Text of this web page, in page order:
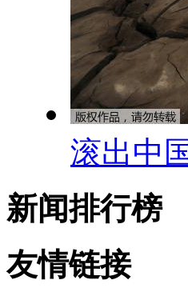
滚出中
新闻排行榜
友情链接